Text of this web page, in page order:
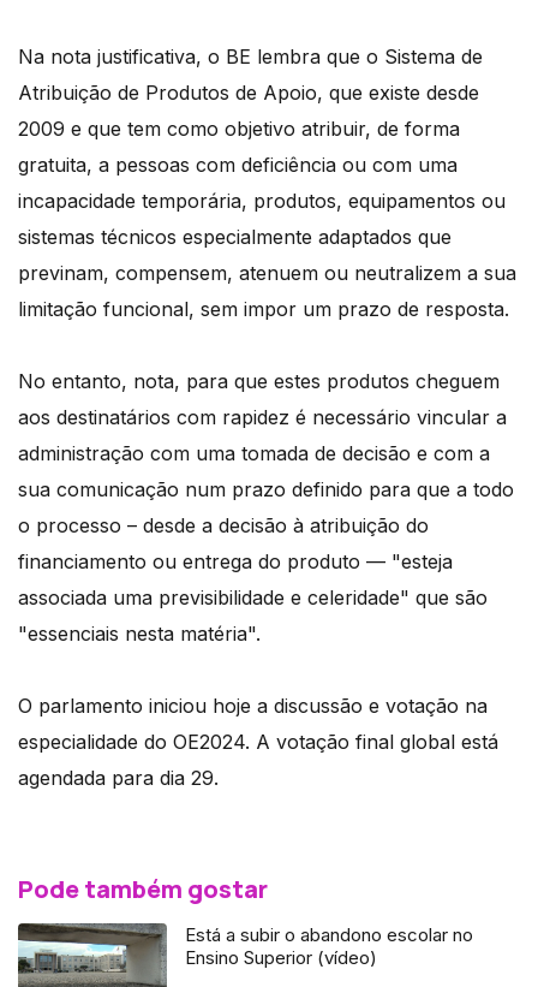
Na nota justificativa, o BE lembra que o Sistema de
Atribuição de Produtos de Apoio, que existe desde
2009 e que tem como objetivo atribuir, de forma
gratuita, a pessoas com deficiência ou com uma
incapacidade temporária, produtos, equipamentos ou
sistemas técnicos especialmente adaptados que
previnam, compensem, atenuem ou neutralizem a sua
limitação funcional, sem impor um prazo de resposta.
No entanto, nota, para que estes produtos cheguem
aos destinatários com rapidez é necessário vincular a
administração com uma tomada de decisão e com a
sua comunicação num prazo definido para que a todo
o processo – desde a decisão à atribuição do
financiamento ou entrega do produto — "esteja
associada uma previsibilidade e celeridade" que são
"essenciais nesta matéria".
O parlamento iniciou hoje a discussão e votação na
especialidade do OE2024. A votação final global está
agendada para dia 29.
Pode também gostar
Está a subir o abandono escolar no
Ensino Superior (vídeo)